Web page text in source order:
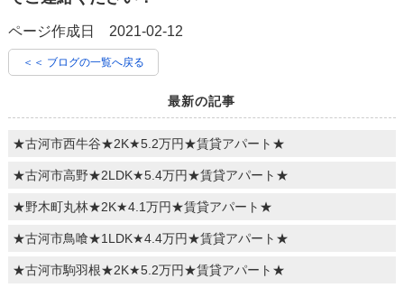
ページ作成日 2021-02-12
＜＜ ブログの一覧へ戻る
最新の記事
★古河市西牛谷★2K★5.2万円★賃貸アパート★
★古河市高野★2LDK★5.4万円★賃貸アパート★
★野木町丸林★2K★4.1万円★賃貸アパート★
★古河市鳥喰★1LDK★4.4万円★賃貸アパート★
★古河市駒羽根★2K★5.2万円★賃貸アパート★